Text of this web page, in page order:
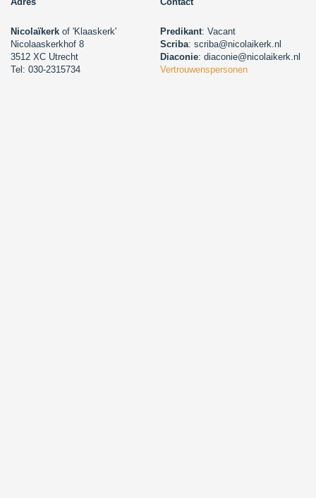
Nicolaïkerk of 'Klaaskerk'
Nicolaaskerkhof 8
3512 XC Utrecht
Tel: 030-2315734
Predikant: Vacant
Scriba: scriba@nicolaikerk.nl
Diaconie: diaconie@nicolaikerk.nl
Vertrouwenspersonen